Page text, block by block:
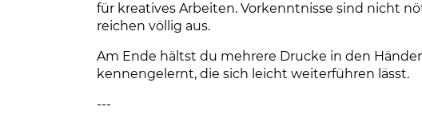
für kreatives Arbeiten. Vorkenntnisse sind nicht
reichen völlig aus.
Am Ende hältst du mehrere Drucke in den
kennengelernt, die sich leicht weiterführen lässt.
---